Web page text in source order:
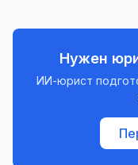
Нужен
ИИ-юрист